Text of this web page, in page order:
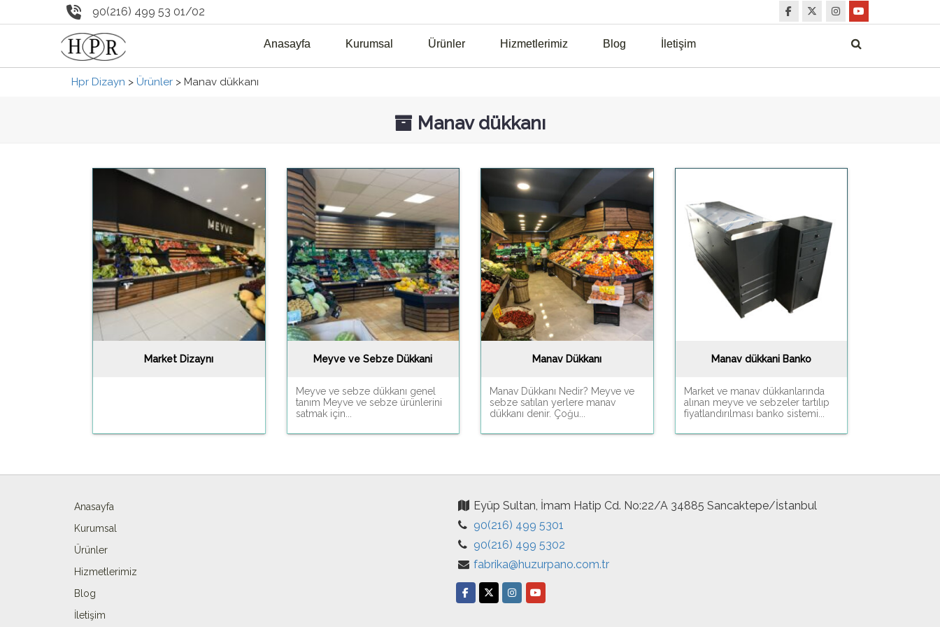
90(216) 499 53 01/02
Anasayfa Kurumsal Ürünler Hizmetlerimiz Blog İletişim
Hpr Dizayn > Ürünler > Manav dükkanı
Manav dükkanı
Market Dizaynı Meyve ve Sebze Dükkani
Meyve ve sebze dükkanı genel
tanım Meyve ve sebze ürünlerini
satmak için...
Manav Dükkanı
Manav Dükkanı Nedir? Meyve ve
sebze satılan yerlere manav
dükkanı denir. Çoğu...
Manav dükkani Banko
Market ve manav dükkanlarında
alınan meyve ve sebzeler tartılıp
fiyatlandırılması banko sistemi...
Anasayfa
Kurumsal
Ürünler
Hizmetlerimiz
Blog
İletişim
Eyüp Sultan, İmam Hatip Cd. No:22/A 34885 Sancaktepe/İstanbul
90(216) 499 5301
90(216) 499 5302
fabrika@huzurpano.com.tr